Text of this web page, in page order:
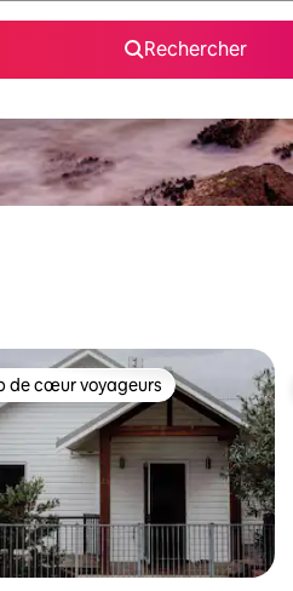
Rechercher
cœur voyageurs les plus
de cœur voyageurs